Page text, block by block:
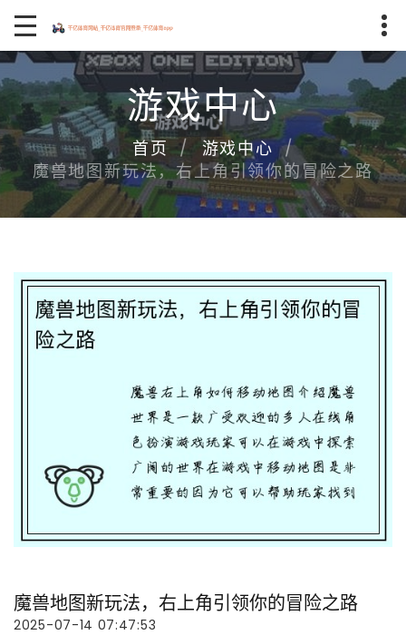
游戏中心
首页
游戏中心
魔兽地图新玩法，右上角引领你的冒险之路
魔兽地图新玩法，右上角引领你的冒险之路
2025-07-14 07:47:53